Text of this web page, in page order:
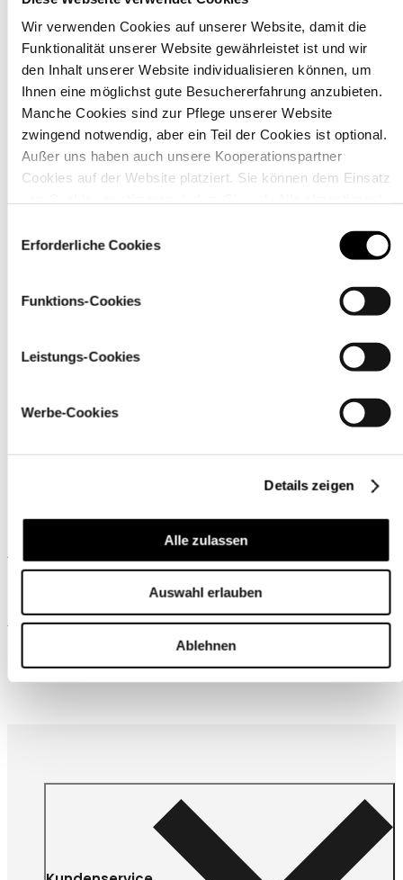
Wir verwenden Cookies auf unserer Website, damit die
Funktionalität unserer Website gewährleistet ist und wir
den Inhalt unserer Website individualisieren können, um
Ihnen eine möglichst gute Besuchererfahrung anzubieten.
Manche Cookies sind zur Pflege unserer Website
zwingend notwendig, aber ein Teil der Cookies ist optional.
Außer uns haben auch unsere Kooperationspartner
Cookies auf der Website platziert. Sie können dem Einsatz
über den Link „Cookie-Einstellungen
Erforderliche Cookies
Funktions-Cookies
Leistungs-Cookies
Werbe-Cookies
Details zeigen
Alle zulassen
Auswahl erlauben
Ablehnen
Material
Pflegehinweise
Ähnliche Produkte
Wird oft zusammen gekauft